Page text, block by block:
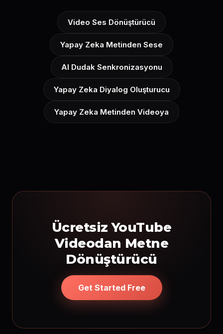
Video Ses Dönüştürücü
Yapay Zeka Metinden Sese
AI Dudak Senkronizasyonu
Yapay Zeka Diyalog Oluşturucu
Yapay Zeka Metinden Videoya
Ücretsiz YouTube
Videodan Metne
Dönüştürücü
Get Started Free